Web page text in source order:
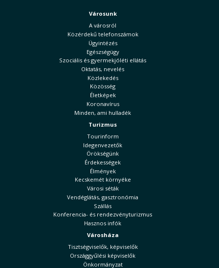
Városunk
A városról
Közérdekű telefonszámok
Ügyintézés
Egészségügy
Szociális és gyermekjóléti ellátás
Oktatás, nevelés
Közlekedés
Közösség
Életképek
Koronavírus
Minden, ami hulladék
Turizmus
Tourinform
Idegenvezetők
Örökségünk
Érdekességek
Élmények
Kecskemét környéke
Városi séták
Vendéglátás, gasztronómia
Szállás
Konferencia- és rendezvényturizmus
Hasznos infók
Városháza
Tisztségviselők, képviselők
Országgyűlési képviselők
Önkormányzat